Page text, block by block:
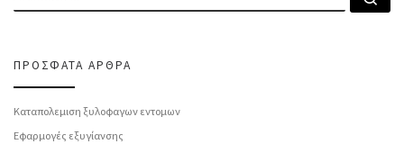
ΠΡΌΣΦΑΤΑ ΆΡΘΡΑ
Καταπολεμιση ξυλοφαγων εντομων
Εφαρμογές εξυγίανσης